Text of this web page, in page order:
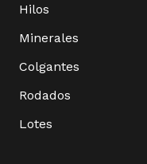
Hilos
Minerales
Colgantes
Rodados
Lotes